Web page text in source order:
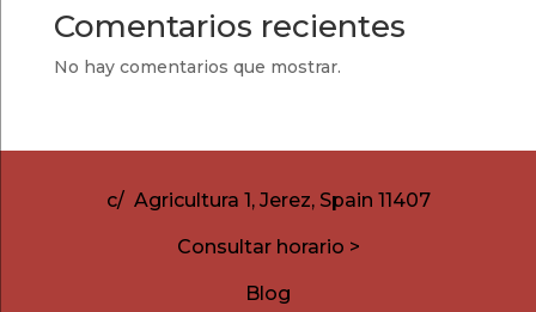
Comentarios recientes
No hay comentarios que mostrar.
c/ Agricultura 1, Jerez, Spain 11407
Consultar horario >
Blog